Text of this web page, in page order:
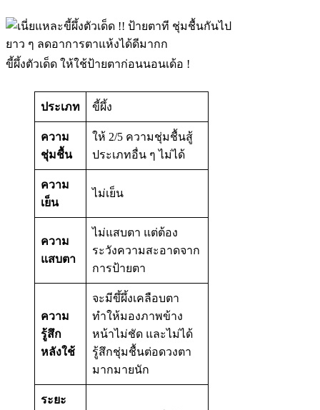
ขี้ผึ้งตัวเด็ด ให้ใช้ป้ายตาก่อนนอนเด้อ !
ประเภท ขี้ผึ้ง
ความ
ชุ่มชื้น
ให้ 2/5 ความชุ่มชื้นสู้
ประเภทอื่น ๆ ไม่ได้
ความ
เย็น
ไม่เย็น
ความ
แสบตา
ไม่แสบตา แต่ต้อง
ระวังความสะอาดจาก
การป้ายตา
ความ
รู้สึก
หลังใช้
จะมีขึ้ผึ้งเคลือบตา
ทำให้มองภาพข้าง
หน้าไม่ชัด และไม่ได้
รู้สึกชุ่มชื้นต่อดวงตา
มากมายนัก
ระยะ